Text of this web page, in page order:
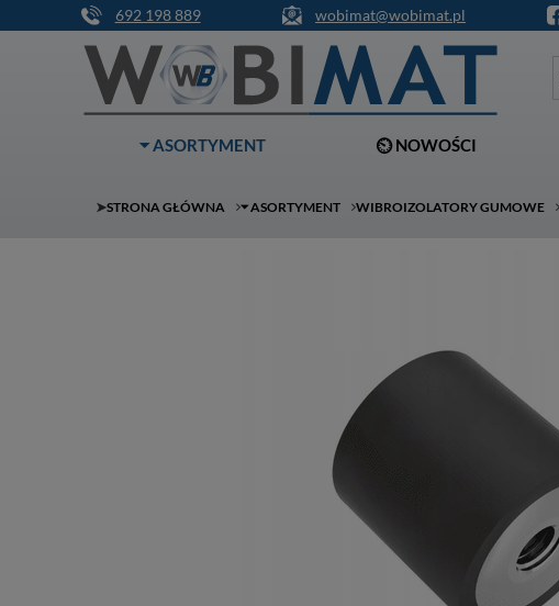
692 198 889 wobimat@wobimat.pl
⏷ ASORTYMENT ⏲ NOWOŚCI
➤STRONA GŁÓWNA ⏷ ASORTYMENT WIBROIZOLATORY GUMOWE